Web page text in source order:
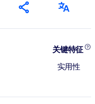
关键特征
实用性